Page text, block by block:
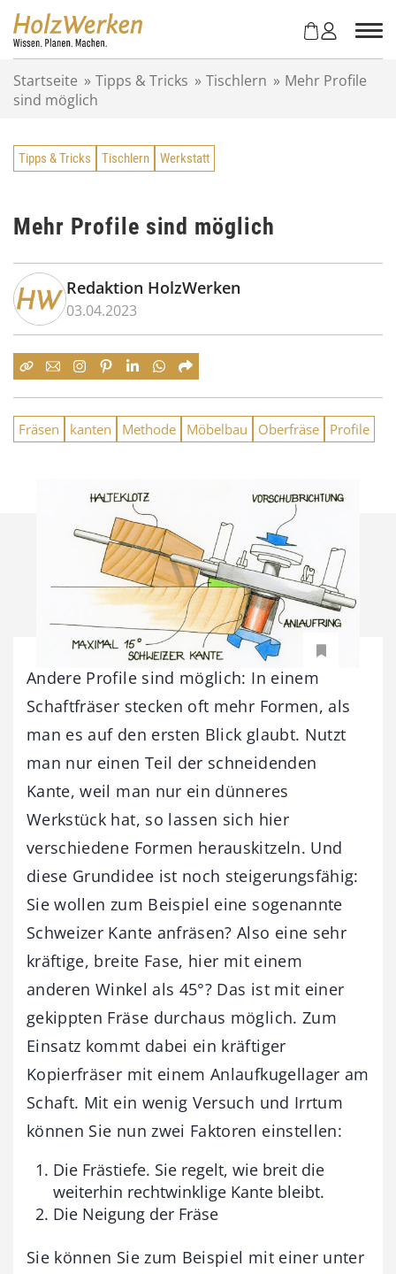
Startseite » Tipps & Tricks » Tischlern » Mehr Profile
sind möglich
Tipps & Tricks Tischlern Werkstatt
Mehr Profile sind möglich
Redaktion HolzWerken
03.04.2023
Fräsen kanten Methode Möbelbau Oberfräse Profile
Andere Profile sind möglich: In einem
Schaftfräser stecken oft mehr Formen, als
man es auf den ersten Blick glaubt. Nutzt
man nur einen Teil der schneidenden
Kante, weil man nur ein dünneres
Werkstück hat, so lassen sich hier
verschiedene Formen herauskitzeln. Und
diese Grundidee ist noch steigerungsfähig:
Sie wollen zum Beispiel eine sogenannte
Schweizer Kante anfräsen? Also eine sehr
kräftige, breite Fase, hier mit einem
anderen Winkel als 45°? Das ist mit einer
gekippten Fräse durchaus möglich. Zum
Einsatz kommt dabei ein kräftiger
Kopierfräser mit einem Anlaufkugellager am
Schaft. Mit ein wenig Versuch und Irrtum
können Sie nun zwei Faktoren einstellen:
Die Frästiefe. Sie regelt, wie breit die
weiterhin rechtwinklige Kante bleibt.
Die Neigung der Fräse
Sie können Sie zum Beispiel mit einer unter